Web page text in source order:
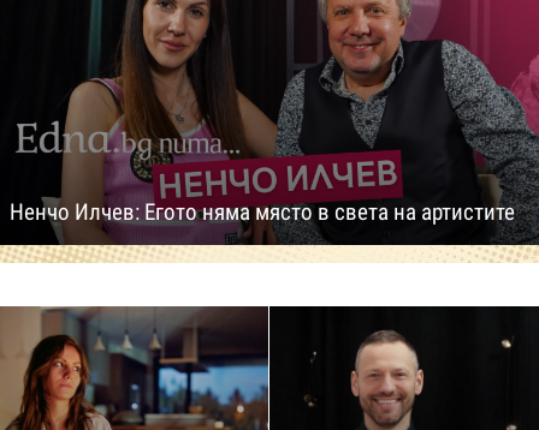
Ненчо Илчев: Егото няма място в света на артистите